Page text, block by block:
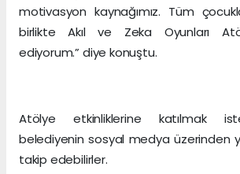
motivasyon kaynağımız. Tüm
birlikte Akıl ve Zeka Oyunları
ediyorum.” diye konuştu.
Atölye etkinliklerine katılmak
belediyenin sosyal medya üzerinden
takip edebilirler.